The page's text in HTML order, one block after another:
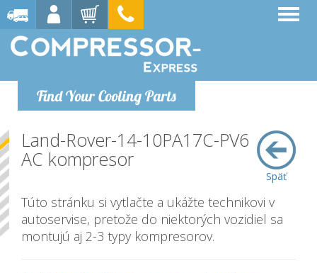
Find Your Cooling Parts
Späť
Land-Rover-14-10PA17C-PV6
AC kompresor
Túto stránku si vytlačte a ukážte technikovi v
autoservise, pretože do niektorých vozidiel sa
montujú aj 2-3 typy kompresorov.